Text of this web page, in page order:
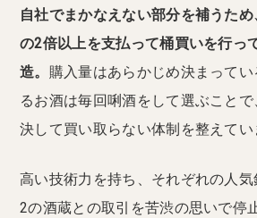
自社でまかなえない部分を補うた
の2倍以上を支払って桶買いを行っ
造。 購入量はあらかじめ決まって
るお酒は毎回唎酒をして選ぶこと
決して買い取らない体制を整えてい
高い技術力を持ち、それぞれの人
2の酒蔵との取引を苦渋の思いで停